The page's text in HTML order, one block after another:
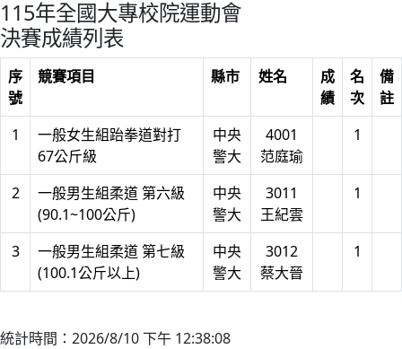
115年全國大專校院運動會
決賽成績列表
序
號
競賽項目 縣市 姓名
成
績
名
次
備
註
1
一般女生組跆拳道對打
67公斤級
中央
警大
4001
范庭瑜
1
2
一般男生組柔道 第六級
(90.1~100公斤)
中央
警大
3011
王紀雲
1
3
一般男生組柔道 第七級
(100.1公斤以上)
中央
警大
3012
蔡大晉
1
統計時間：2026/8/10 下午 12:38:08